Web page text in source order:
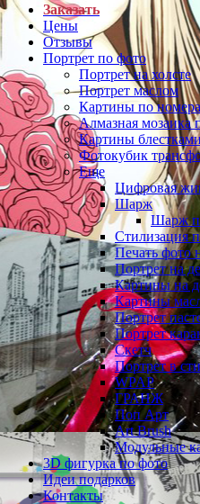
Заказать
Цены
Отзывы
Портрет по фото
Портрет на холсте
Портрет маслом
Картины по
Алмазная мозаика
Картины
Фотокубик
Еще
Цифровая
Шарж
Шарж
Стилизация
Печать фото
Портрет на
Картины на
Картины
Портрет
Портрет
Скетч
Портрет в
WPAP
ГРАНЖ
Поп Арт
Art Brush
Модульные
3D фигурка по фото
Идеи подарков
Контакты